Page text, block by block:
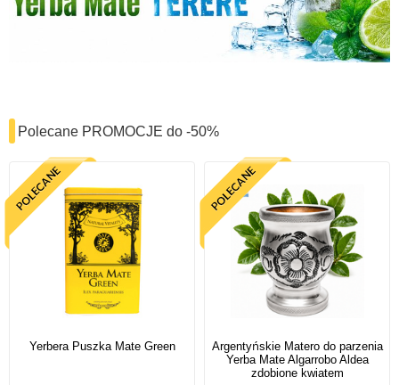
Polecane PROMOCJE do -50%
Yerbera Puszka Mate Green
Argentyńskie Matero do parzenia
Yerba Mate Algarrobo Aldea
zdobione kwiatem